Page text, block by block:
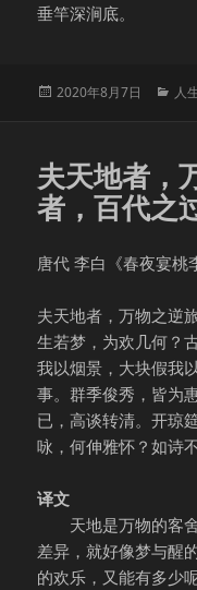
垂竿深涧底。
发
2020年8月7日
分
人
夫天地者，
者，百代之
唐代 李白《春夜宴桃
夫天地者，万物之逆
生若梦，为欢几何？
我以烟景，大块假我
事。群季俊秀，皆为
已，高谈转清。开琼
咏，何伸雅怀？如诗
译文
天地是万物的客舍
差异，就好像梦与醒
的欢乐，又能有多少